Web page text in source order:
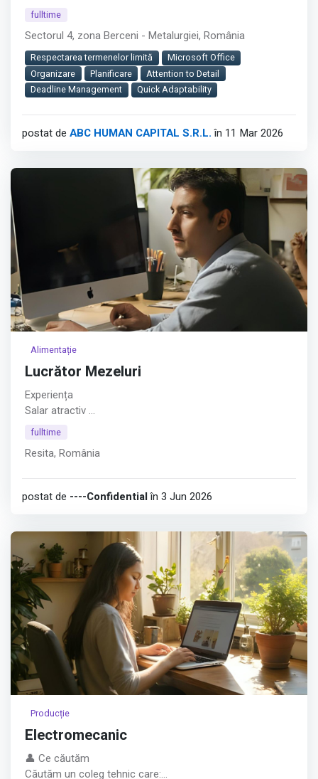
buna funcționare a proceselor interne.
Rolul jobului:
Vei asigura evidența contabilă corectă și completă a
companiei, contribuind la acuratețea raportărilor
Este un rol cheie în departamentul Financiar-Contabil, cu
impact direct asupra stabilității și conformității
Cerințe:
fulltime
Sectorul 4, zona Berceni - Metalurgiei, România
Respectarea termenelor limită
Microsoft Office
Organizare
Planificare
Attention to Detail
Deadline Management
Quick Adaptability
postat de ABC HUMAN CAPITAL S.R.L. în 11 Mar 2026
Alimentație
Lucrător Mezeluri
Experiența
Salar atractiv
Afișează tot
fulltime
Resita, România
postat de ----Confidentialîn 3 Jun 2026
Producție
Electromecanic
👤 Ce căutăm
Căutăm un coleg tehnic care: